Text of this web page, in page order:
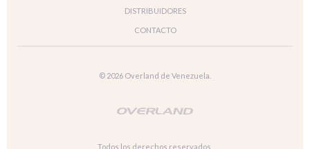
DISTRIBUIDORES
CONTACTO
© 2026 Overland de Venezuela.
Todos los derechos reservados.